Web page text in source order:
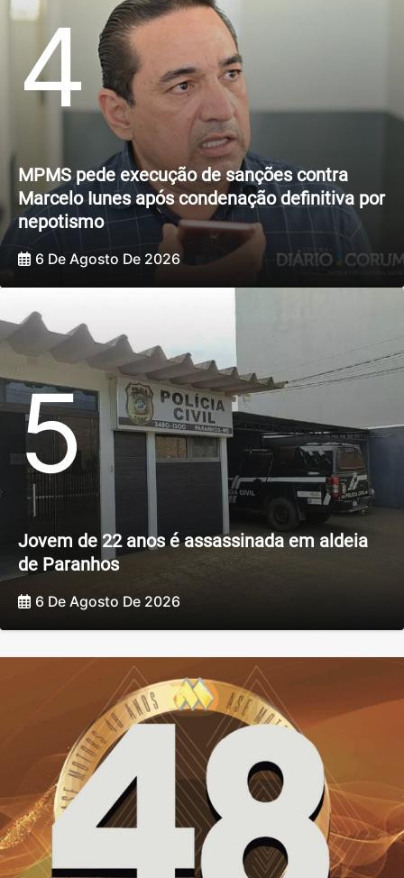
4
MPMS pede execução de sanções contra
Marcelo Iunes após condenação definitiva por
nepotismo
6 De Agosto De 2026
5
Jovem de 22 anos é assassinada em aldeia
de Paranhos
6 De Agosto De 2026